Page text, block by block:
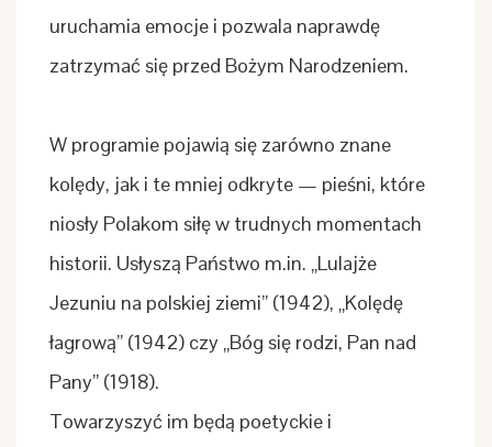
uruchamia emocje i pozwala naprawdę
zatrzymać się przed Bożym Narodzeniem.
W programie pojawią się zarówno znane
kolędy, jak i te mniej odkryte — pieśni, które
niosły Polakom siłę w trudnych momentach
historii. Usłyszą Państwo m.in. „Lulajże
Jezuniu na polskiej ziemi” (1942), „Kolędę
łagrową” (1942) czy „Bóg się rodzi, Pan nad
Pany” (1918).
Towarzyszyć im będą poetyckie i